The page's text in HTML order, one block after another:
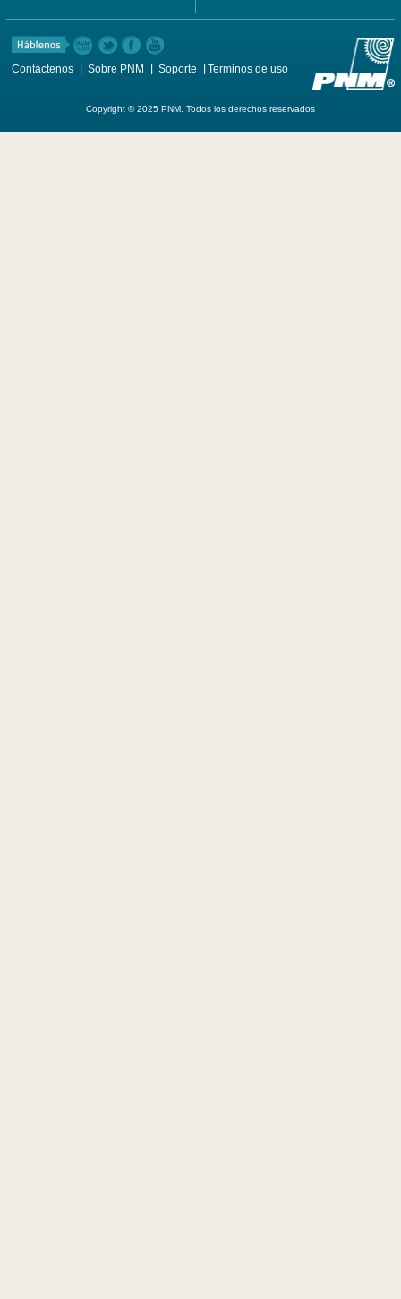
Contáctenos Sobre PNM Soporte Terminos de uso
Copyright © 2025 PNM. Todos los derechos reservados